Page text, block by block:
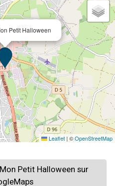
Petit Halloween
Leaflet | ©OpenStreetMap
Petit Halloween sur